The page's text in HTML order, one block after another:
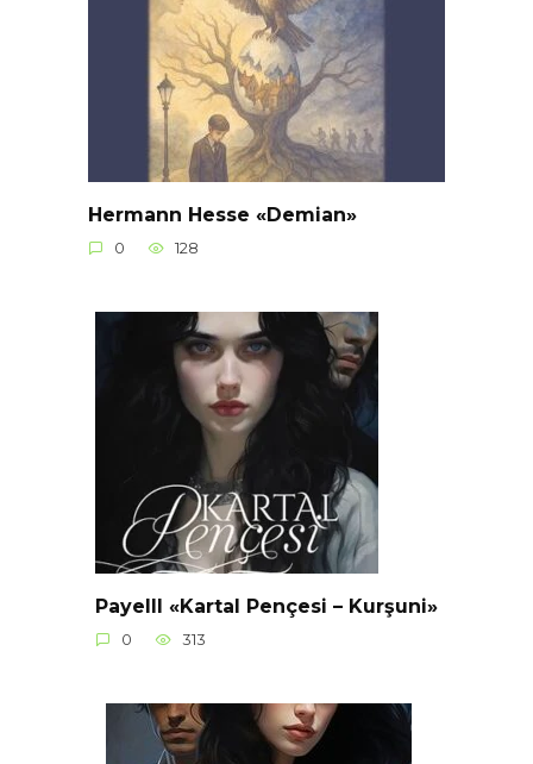
Hermann Hesse «Demian»
0 128
Payelll «Kartal Pençesi – Kurşuni»
0 313